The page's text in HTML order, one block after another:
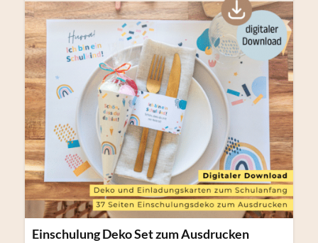
Einschulung Deko Set zum Ausdrucken